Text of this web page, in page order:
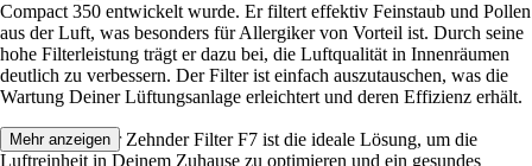
Compact 350 entwickelt wurde. Er filtert effektiv Feinstaub und Pollen
aus der Luft, was besonders für Allergiker von Vorteil ist. Durch seine
hohe Filterleistung trägt er dazu bei, die Luftqualität in Innenräumen
deutlich zu verbessern. Der Filter ist einfach auszutauschen, was die
Wartung Deiner Lüftungsanlage erleichtert und deren Effizienz erhält.
Festgezurrt: Der Zehnder Filter F7 ist die ideale Lösung, um die
Luftreinheit in Deinem Zuhause zu optimieren und ein gesundes
Mehr anzeigen